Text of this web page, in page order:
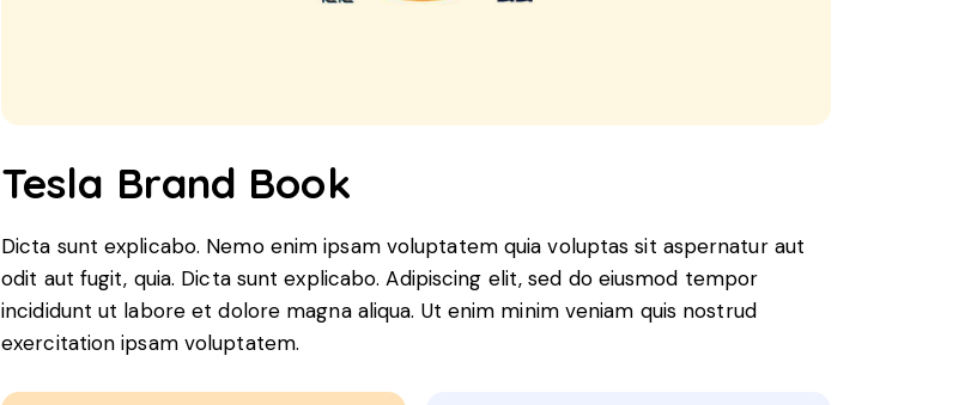
Tesla Brand Book
Dicta sunt explicabo. Nemo enim ipsam voluptatem quia voluptas sit aspernatur aut
odit aut fugit, quia. Dicta sunt explicabo. Adipiscing elit, sed do eiusmod tempor
incididunt ut labore et dolore magna aliqua. Ut enim minim veniam quis nostrud
exercitation ipsam voluptatem.